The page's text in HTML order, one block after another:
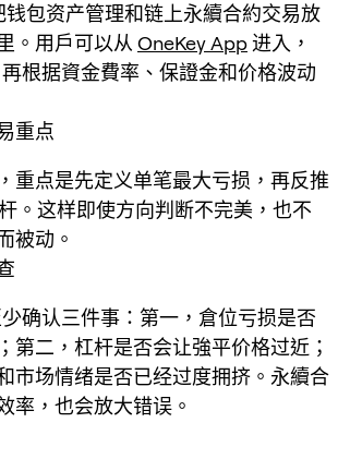
钱包资产管理和链上永續合約交易放
。用戶可以从 OneKey App进入，
根据資金費率、保證金和价格波动
重点
重点是先定义单笔最大亏损，再反推
。这样即使方向判断不完美，也不
被动。
确认三件事：第一，倉位亏损是否
第二，杠杆是否会让強平价格过近；
市场情绪是否已经过度拥挤。永續合
率，也会放大错误。